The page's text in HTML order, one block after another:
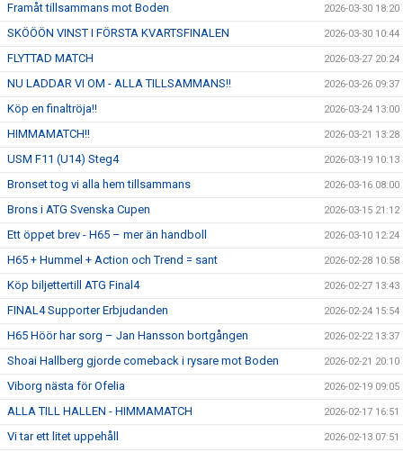
Framåt tillsammans mot Boden 2026-03-30 18:20
SKÖÖÖN VINST I FÖRSTA KVARTSFINALEN 2026-03-30 10:44
FLYTTAD MATCH 2026-03-27 20:24
NU LADDAR VI OM - ALLA TILLSAMMANS!! 2026-03-26 09:37
Köp en finaltröja!! 2026-03-24 13:00
HIMMAMATCH!! 2026-03-21 13:28
USM F11 (U14) Steg4 2026-03-19 10:13
Bronset tog vi alla hem tillsammans 2026-03-16 08:00
Brons i ATG Svenska Cupen 2026-03-15 21:12
Ett öppet brev - H65 – mer än handboll 2026-03-10 12:24
H65 + Hummel + Action och Trend = sant 2026-02-28 10:58
Köp biljettertill ATG Final4 2026-02-27 13:43
FINAL4 Supporter Erbjudanden 2026-02-24 15:54
H65 Höör har sorg – Jan Hansson bortgången 2026-02-22 13:37
Shoai Hallberg gjorde comeback i rysare mot Boden 2026-02-21 20:10
Viborg nästa för Ofelia 2026-02-19 09:05
ALLA TILL HALLEN - HIMMAMATCH 2026-02-17 16:51
Vi tar ett litet uppehåll 2026-02-13 07:51